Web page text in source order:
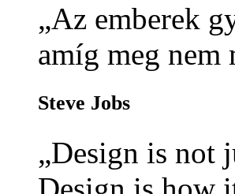
„Az emberek
amíg meg nem
Steve Jobs
„Design is not